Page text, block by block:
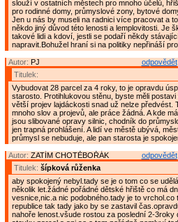
slouží v ostatních městech pro mnoho účelů,
pro rodinné domy, průmyslové zony, bytové
Jen u nás by museli na radnici více pracovat a
někdo jiný důvod této lenosti a lemplovitosti. Je
takové lidi a kdoví, jestli se podaří někdy
napravit.Bohužel hraní si na politiky nepřináší
odpovědět
Autor: PJ
Titulek:
Vybudovat 28 parcel za 4 roky, to je opravdu
starosto. Protihlukovou stěnu, byste měli
větší projev lajdáckosti snad už nelze předvést.
mnoho slov a projevů, ale práce žádná. A kde
jsou slibované opravy silnic, chodník do
jen trapná prohlášení. A lidí ve městě ubývá,
průmysl se nebuduje, ale pan starosta je
odpovědět
Autor: ZATÍM CHOTĚBOŘÁK
Titulek: šípková růženka
aby spokojený nebyl.tady se je o tom co se
několik let.žádné pořádné dětské hřiště co má
vesnice,nic.a nic podobného.tady je to vrchol.co
republice tak tady jako by se zastavil
nahoře lenost.všude rostou za poslední 2-3roky